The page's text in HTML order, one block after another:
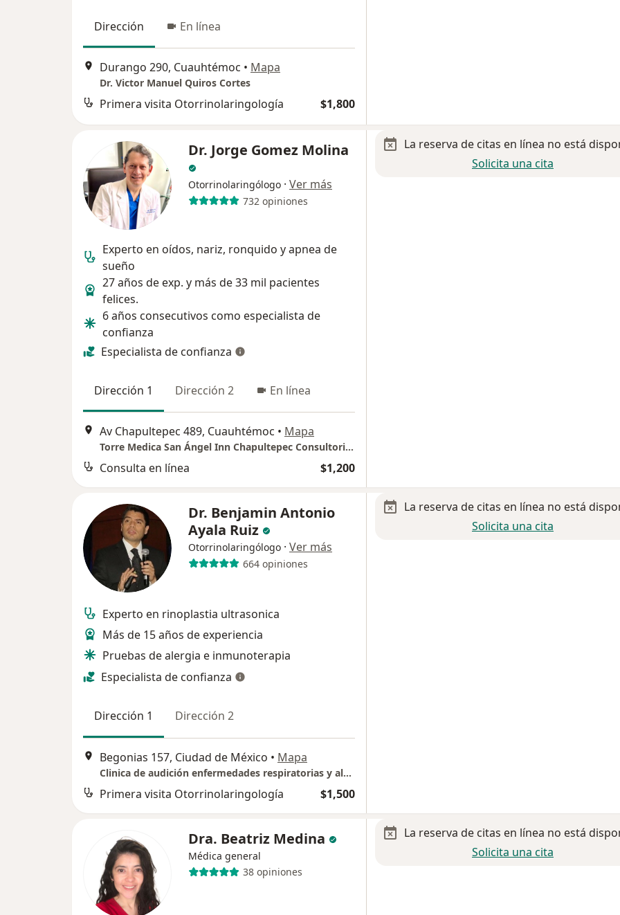
Dirección En línea
Durango 290, Cuauhtémoc • Mapa
Dr. Victor Manuel Quiros Cortes
Primera visita Otorrinolaringología $1,800
Dr. Jorge Gomez Molina
Otorrinolaringólogo · Ver más
732 opiniones
Experto en oídos, nariz, ronquido y apnea de
sueño
27 años de exp. y más de 33 mil pacientes
felices.
6 años consecutivos como especialista de
confianza
Especialista de confianza
Dirección 1 Dirección 2 En línea
Av Chapultepec 489, Cuauhtémoc • Mapa
Torre Medica San Ángel Inn Chapultepec Consultorio privado (Consultorio 404)
Consulta en línea $1,200
La reserva de citas en línea no está
Solicita una cita
Dr. Benjamin Antonio
Ayala Ruiz
Otorrinolaringólogo · Ver más
664 opiniones
Experto en rinoplastia ultrasonica
Más de 15 años de experiencia
Pruebas de alergia e inmunoterapia
Especialista de confianza
Dirección 1 Dirección 2
Begonias 157, Ciudad de México • Mapa
Clinica de audición enfermedades respiratorias y alergia
Primera visita Otorrinolaringología $1,500
La reserva de citas en línea no está
Solicita una cita
Dra. Beatriz Medina
Médica general
38 opiniones
La reserva de citas en línea no está
Solicita una cita